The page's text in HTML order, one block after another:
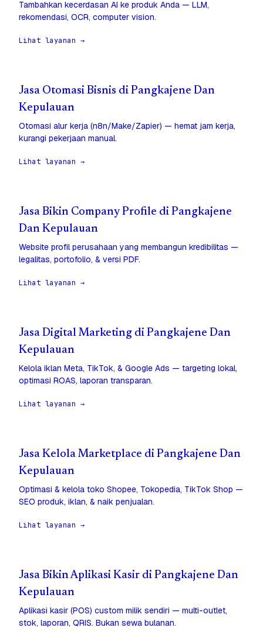
Tambahkan kecerdasan AI ke produk Anda — LLM,
rekomendasi, OCR, computer vision.
Lihat layanan →
Jasa Otomasi Bisnis di Pangkajene Dan
Kepulauan
Otomasi alur kerja (n8n/Make/Zapier) — hemat jam kerja,
kurangi pekerjaan manual.
Lihat layanan →
Jasa Bikin Company Profile di Pangkajene
Dan Kepulauan
Website profil perusahaan yang membangun kredibilitas —
legalitas, portofolio, & versi PDF.
Lihat layanan →
Jasa Digital Marketing di Pangkajene Dan
Kepulauan
Kelola iklan Meta, TikTok, & Google Ads — targeting lokal,
optimasi ROAS, laporan transparan.
Lihat layanan →
Jasa Kelola Marketplace di Pangkajene Dan
Kepulauan
Optimasi & kelola toko Shopee, Tokopedia, TikTok Shop —
SEO produk, iklan, & naik penjualan.
Lihat layanan →
Jasa Bikin Aplikasi Kasir di Pangkajene Dan
Kepulauan
Aplikasi kasir (POS) custom milik sendiri — multi-outlet,
stok, laporan, QRIS. Bukan sewa bulanan.